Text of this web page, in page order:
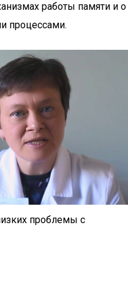
работы памяти и о
процессами.
проблемы с